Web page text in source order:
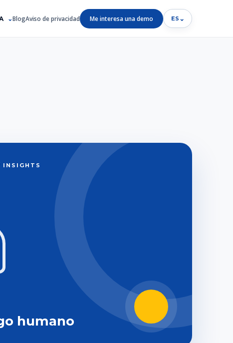
BlogAviso de privacidad Me interesa una demo ES ⌄
humano